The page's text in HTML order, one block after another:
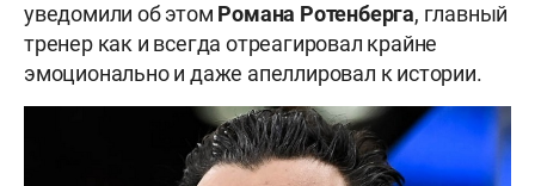
уведомили об этом Романа Ротенберга, главный
тренер как и всегда отреагировал крайне
эмоционально и даже апеллировал к истории.